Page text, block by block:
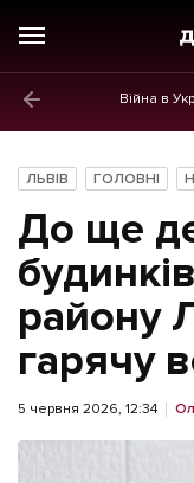
Війна в
Новини
Політика
Економіка
Бізнес
Життя
Культура
Афіша
ЛЬВІВ ГОЛОВНІ
До ще
району
гарячу
5 червня 2026, 12:34